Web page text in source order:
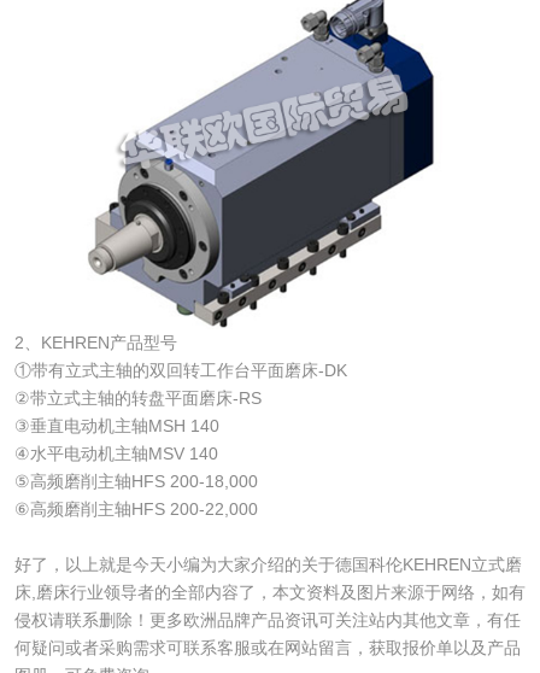
2、KEHREN产品型号
①带有立式主轴的双回转工作台平面磨床-DK
②带立式主轴的转盘平面磨床-RS
③垂直电动机主轴MSH 140
④水平电动机主轴MSV 140
⑤高频磨削主轴HFS 200-18,000
⑥高频磨削主轴HFS 200-22,000
好了，以上就是今天小编为大家介绍的关于德国科伦KEHREN立式磨
床,磨床行业领导者的全部内容了，本文资料及图片来源于网络，如有
侵权请联系删除！更多欧洲品牌产品资讯可关注站内其他文章，有任
何疑问或者采购需求可联系客服或在网站留言，获取报价单以及产品